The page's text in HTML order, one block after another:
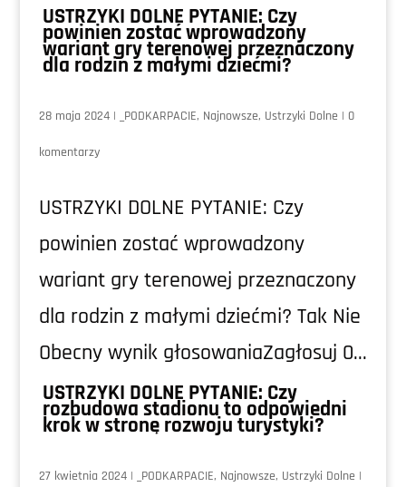
USTRZYKI DOLNE PYTANIE: Czy
powinien zostać wprowadzony
wariant gry terenowej przeznaczony
dla rodzin z małymi dziećmi?
28 maja 2024| _PODKARPACIE, Najnowsze, Ustrzyki Dolne | 0
komentarzy
USTRZYKI DOLNE PYTANIE: Czy
powinien zostać wprowadzony
wariant gry terenowej przeznaczony
dla rodzin z małymi dziećmi? Tak Nie
Obecny wynik głosowaniaZagłosuj 0...
USTRZYKI DOLNE PYTANIE: Czy
rozbudowa stadionu to odpowiedni
krok w stronę rozwoju turystyki?
27 kwietnia 2024| _PODKARPACIE, Najnowsze, Ustrzyki Dolne |